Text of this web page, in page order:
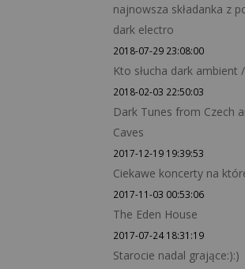
najnowsza składanka z
dark electro
2018-07-29 23:08:00
Kto słucha dark ambient
2018-02-03 22:50:03
Dark Tunes from Czech
Caves
2017-12-19 19:39:53
Ciekawe koncerty na
2017-11-03 00:53:06
The Eden House
2017-07-24 18:31:19
Starocie nadal grające:):)